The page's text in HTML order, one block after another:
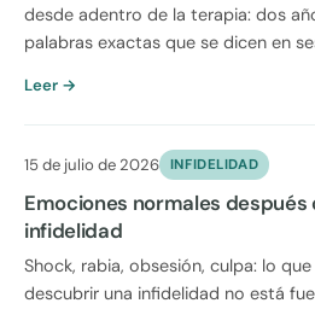
desde adentro de la terapia: dos
palabras exactas que se dicen en
Leer →
15 de julio de 2026 INFIDELIDAD
Emociones normales
infidelidad
Shock, rabia, obsesión, culpa: lo
descubrir una infidelidad no está